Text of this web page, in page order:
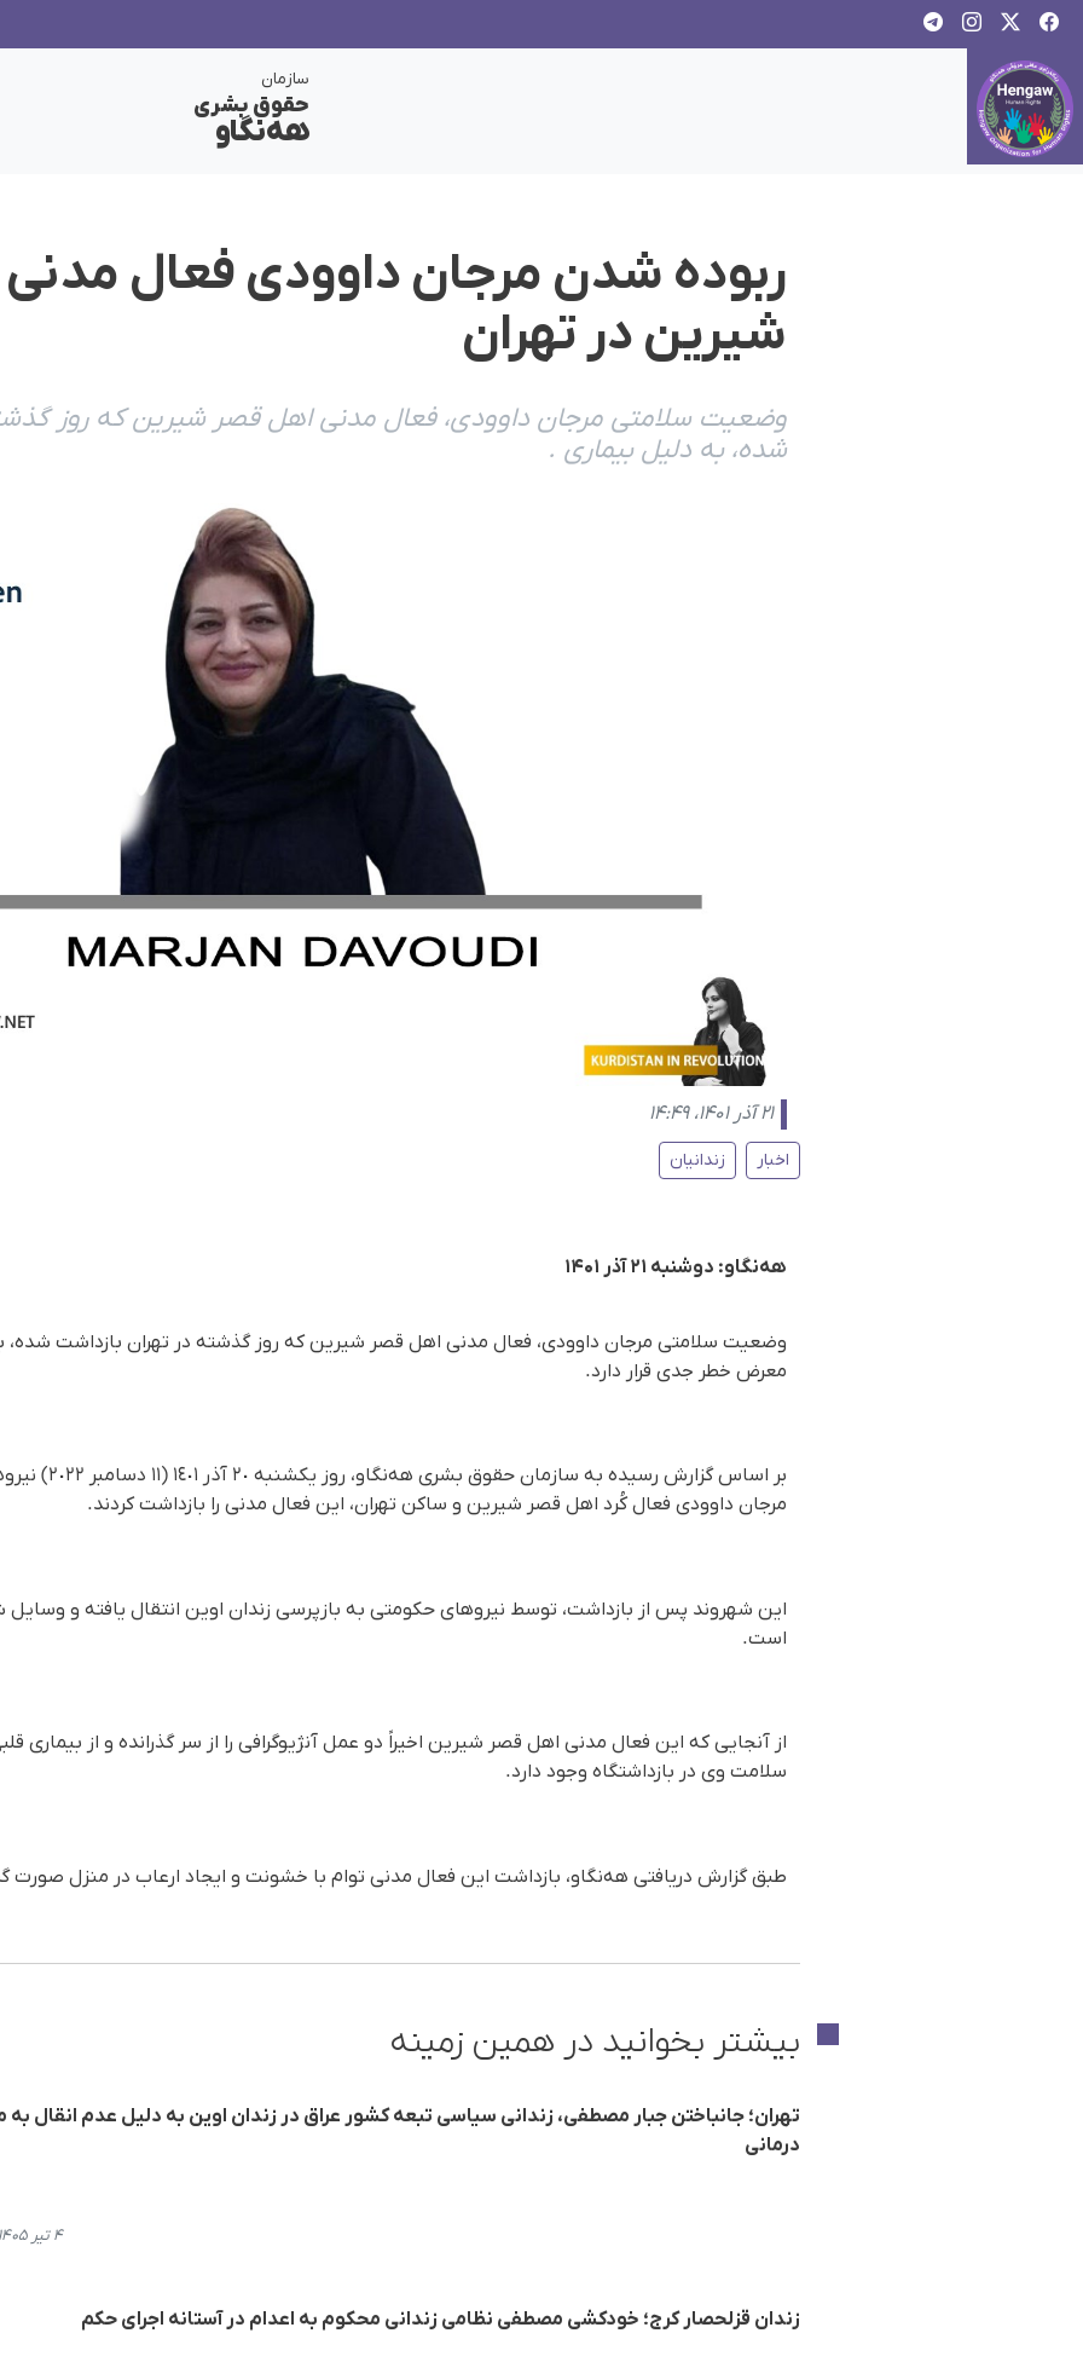
سازمان
حقوق بشری
هەنگاو
ربوده شدن مرجان داوودی فعال
شیرین در تهران
وضعیت سلامتی مرجان داوودی، فعال مدنی اهل قصر شیرین که روز
شده، به دلیل بیماری .
۲۱ آذر ۱۴۰۱، ۱۴:۴۹
اخبار زندانیان
هه‌نگاو: دوشنبه ۲۱ آذر ۱۴۰۱
وضعیت سلامتی مرجان داوودی، فعال مدنی اهل قصر شیرین که روز گذشته در تهران بازداشت شده،
معرض خطر جدی قرار دارد.
بر اساس گزارش
مرجان داوودی فعال کُرد اهل قصر شیرین و ساکن تهران، این فعال مدنی را بازداشت کردند.
این شهروند پس از بازداشت، توسط نیروهای حکومتی به بازپرسی زندان اوین انتقال یافته و
است.
از آنجایی که این فعال مدنی اهل قصر شیرین اخیراً دو عمل آنژیوگرافی را از سر گذرانده و از بیماری
سلامت وی در بازداشتگاه وجود دارد.
طبق گزارش دریافتی هه‌نگاو، بازداشت این فعال مدنی توام با خشونت و ایجاد ارعاب در منزل صورت
بیشتر بخوانید در همین زمینه
تهران؛ جانباختن جبار مصطفی، زندانی سیاسی تبعه کشور عراق در زندان اوین به دلیل عدم انقال به
درمانی
۴ تیر ۱۴۰۵، ۱۳:۵۳
زندان قزلحصار کرج؛ خودکشی مصطفی نظامی زندانی محکوم به اعدام در آستانه اجرای حکم